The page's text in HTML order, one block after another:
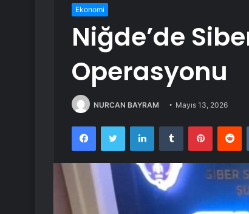
Ekonomi
Niğde’de
Operasyonu
NURCAN BAYRAM Mayıs 13, 2026
FacebookTwitter LinkedInTumblr Pinterest